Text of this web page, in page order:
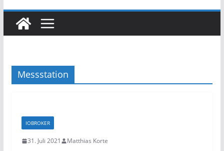
Messstation
IOBROKER
31. Juli 2021 Matthias Korte